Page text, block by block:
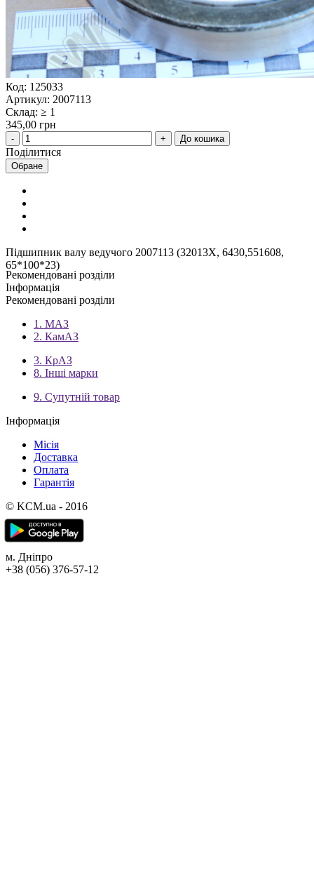
Код: 125033
Артикул: 2007113
Склад: ≥ 1
345,00 грн
До кошика
Поділитися
Обране
Підшипник валу ведучого 2007113 (32013Х, 6430,551608,
65*100*23)
Рекомендовані розділи
Інформація
Рекомендовані розділи
1. МАЗ
2. КамАЗ
3. КрАЗ
8. Інші марки
9. Супутній товар
Інформація
Місія
Доставка
Оплата
Гарантія
© KCM.ua - 2016
м. Дніпро
+38 (056) 376-57-12